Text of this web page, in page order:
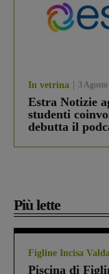
In vetrina 3
Estra Notizie
studenti
debutta il
Più lette
Figline Incisa
Piscina di